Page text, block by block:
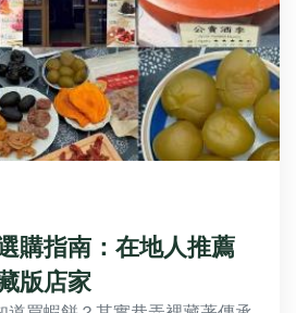
購指南：在地人推薦
版店家